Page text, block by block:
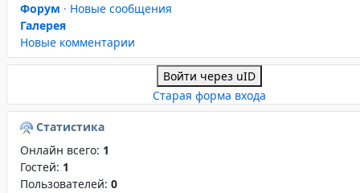
Форум · Новые сообщения
Галерея
Новые комментарии
Войти через uID
Старая форма входа
Статистика
Онлайн всего: 1
Гостей: 1
Пользователей: 0